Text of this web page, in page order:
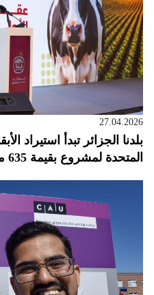
27.04.2026
بلدنا الجزائر تبدأ استيراد
المتحدة لمشروع بقيمة 635 مليون دولار